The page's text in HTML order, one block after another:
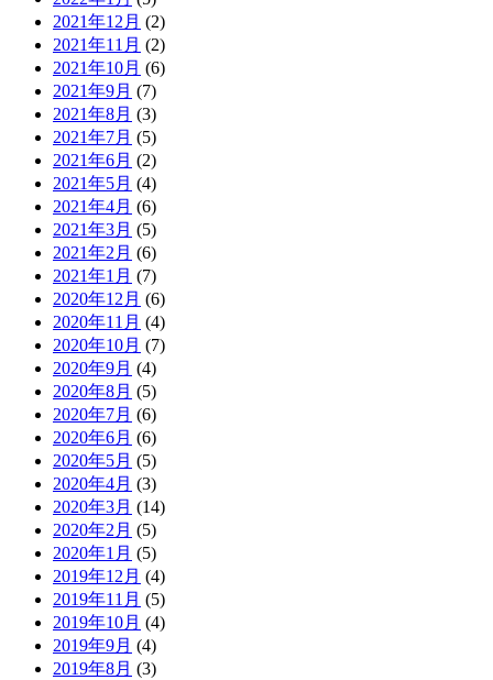
2021年12月 (2)
2021年11月 (2)
2021年10月 (6)
2021年9月 (7)
2021年8月 (3)
2021年7月 (5)
2021年6月 (2)
2021年5月 (4)
2021年4月 (6)
2021年3月 (5)
2021年2月 (6)
2021年1月 (7)
2020年12月 (6)
2020年11月 (4)
2020年10月 (7)
2020年9月 (4)
2020年8月 (5)
2020年7月 (6)
2020年6月 (6)
2020年5月 (5)
2020年4月 (3)
2020年3月 (14)
2020年2月 (5)
2020年1月 (5)
2019年12月 (4)
2019年11月 (5)
2019年10月 (4)
2019年9月 (4)
2019年8月 (3)